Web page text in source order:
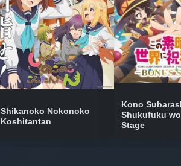
Shikanoko Nokonoko
Koshitantan
Kono
Shukufuku
Stage